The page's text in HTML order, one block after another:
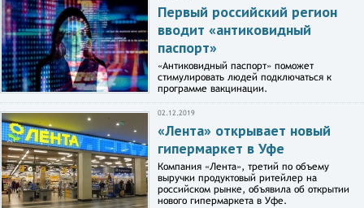
Первый российский регион
вводит «антиковидный
паспорт»
«Антиковидный паспорт» поможет
стимулировать людей подключаться к
программе вакцинации.
02.12.2019
«Лента» открывает новый
гипермаркет в Уфе
Компания «Лента», третий по объему
выручки продуктовый ритейлер на
российском рынке, объявила об открытии
нового гипермаркета в Уфе.